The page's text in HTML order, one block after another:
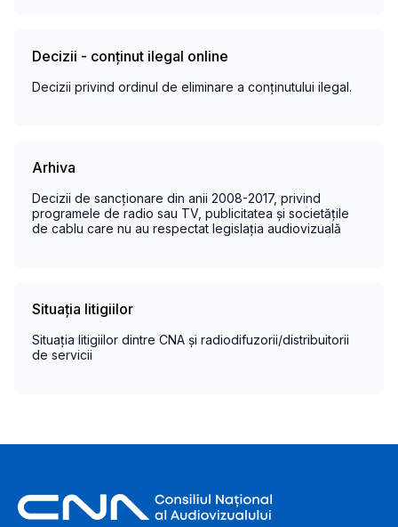
Decizii - conținut ilegal online
Decizii privind ordinul de eliminare a conținutului ilegal.
Arhiva
Decizii de sancționare din anii 2008-2017, privind
programele de radio sau TV, publicitatea și societățile
de cablu care nu au respectat legislația audiovizuală
Situația litigiilor
Situația litigiilor dintre CNA și radiodifuzorii/distribuitorii
de servicii